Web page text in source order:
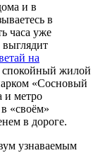
и в
в
часа уже
на
спокойный жилой
«Сосновый
и метро
«своём»
в дороге.
узнаваемым